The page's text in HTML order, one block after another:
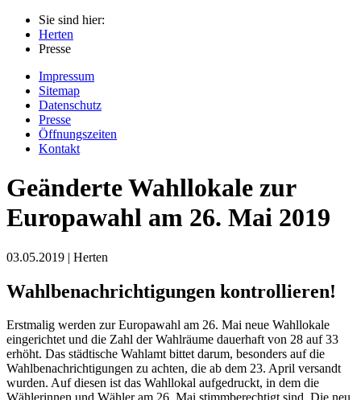
Sie sind hier:
Herten
Presse
Impressum
Sitemap
Datenschutz
Presse
Öffnungszeiten
Kontakt
Geänderte Wahllokale zur
Europawahl am 26. Mai 2019
03.05.2019 | Herten
Wahlbenachrichtigungen kontrollieren!
Erstmalig werden zur Europawahl am 26. Mai neue Wahllokale
eingerichtet und die Zahl der Wahlräume dauerhaft von 28 auf 33
erhöht. Das städtische Wahlamt bittet darum, besonders auf die
Wahlbenachrichtigungen zu achten, die ab dem 23. April versandt
wurden. Auf diesen ist das Wahllokal aufgedruckt, in dem die